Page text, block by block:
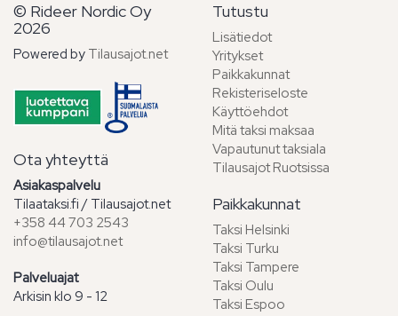
© Rideer Nordic Oy
2026
Powered by Tilausajot.net
Ota yhteyttä
Asiakaspalvelu
Tilaataksi.fi / Tilausajot.net
+358 44 703 2543
info@tilausajot.net
Palveluajat
Arkisin klo 9 - 12
Tutustu
Lisätiedot
Yritykset
Paikkakunnat
Rekisteriseloste
Käyttöehdot
Mitä taksi maksaa
Vapautunut taksiala
Tilausajot Ruotsissa
Paikkakunnat
Taksi Helsinki
Taksi Turku
Taksi Tampere
Taksi Oulu
Taksi Espoo